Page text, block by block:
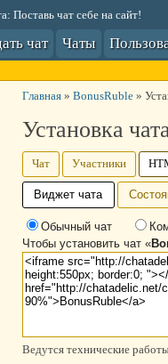
Поставь чат себе на сайт!
чат Чаты
Главная» BonusRuble»
Установка
Чат Участники
Виджет чата
Обычный чат
Чтобы установить чат «